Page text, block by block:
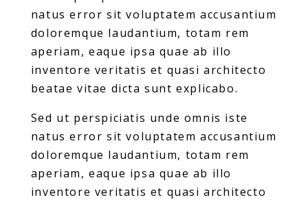
natus error sit voluptatem accusantium
doloremque laudantium, totam rem
aperiam, eaque ipsa quae ab illo
inventore veritatis et quasi architecto
beatae vitae dicta sunt explicabo.
Sed ut perspiciatis unde omnis iste
natus error sit voluptatem accusantium
doloremque laudantium, totam rem
aperiam, eaque ipsa quae ab illo
inventore veritatis et quasi architecto